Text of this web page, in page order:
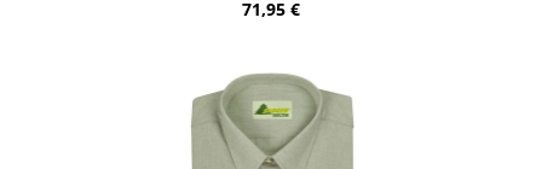
Regulärer Preis:
71,95 €